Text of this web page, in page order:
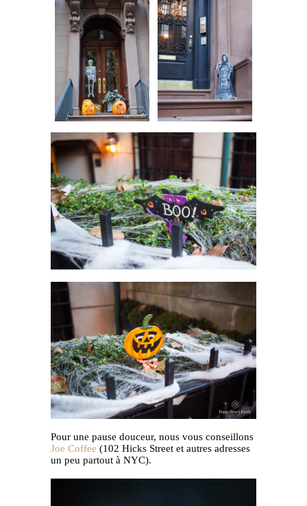
Pour une pause douceur, nous vous conseillons
Joe Coffee (102 Hicks Street et autres adresses
un peu partout à NYC).